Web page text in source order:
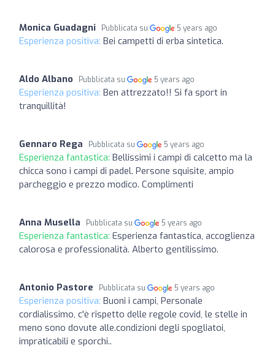
Monica Guadagni Pubblicata su 5 years ago
Esperienza positiva: Bei campetti di erba sintetica.
Aldo Albano Pubblicata su 5 years ago
Esperienza positiva: Ben attrezzato!! Si fa sport in
tranquillità!
Gennaro Rega Pubblicata su 5 years ago
Esperienza fantastica: Bellissimi i campi di calcetto ma la
chicca sono i campi di padel. Persone squisite, ampio
parcheggio e prezzo modico. Complimenti
Anna Musella Pubblicata su 5 years ago
Esperienza fantastica: Esperienza fantastica, accoglienza
calorosa e professionalità. Alberto gentilissimo.
Antonio Pastore Pubblicata su 5 years ago
Esperienza positiva: Buoni i campi, Personale
cordialissimo, c'è rispetto delle regole covid, le stelle in
meno sono dovute alle.condizioni degli spogliatoi,
impraticabili e sporchi..